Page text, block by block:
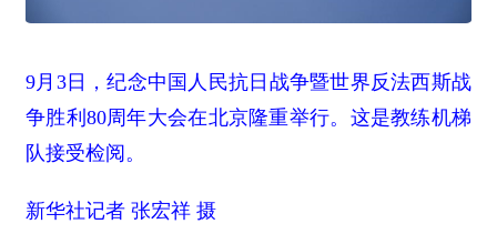
9月3日，纪念中国人民抗日战争暨世界反法西斯战
争胜利80周年大会在北京隆重举行。这是教练机梯
队接受检阅。
新华社记者 张宏祥 摄